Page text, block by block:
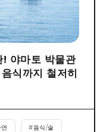
! 야마토 박물관
식까지 철저히
#음식/술